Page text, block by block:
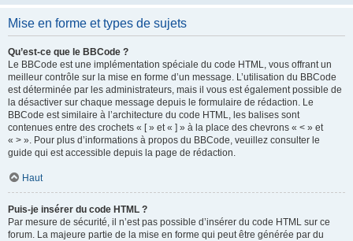
Mise en forme et types de sujets
Qu’est-ce que le BBCode ?
Le BBCode est une implémentation spéciale du code HTML, vous offrant un
meilleur contrôle sur la mise en forme d’un message. L’utilisation du BBCode
est déterminée par les administrateurs, mais il vous est également possible de
la désactiver sur chaque message depuis le formulaire de rédaction. Le
BBCode est similaire à l’architecture du code HTML, les balises sont
contenues entre des crochets « [ » et « ] » à la place des chevrons « < » et
« > ». Pour plus d’informations à propos du BBCode, veuillez consulter le
guide qui est accessible depuis la page de rédaction.
Haut
Puis-je insérer du code HTML ?
Par mesure de sécurité, il n’est pas possible d’insérer du code HTML sur ce
forum. La majeure partie de la mise en forme qui peut être générée par du